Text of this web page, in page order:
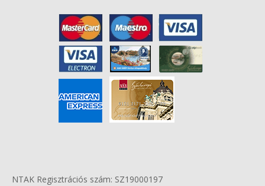
NTAK Regisztrációs szám: SZ19000197